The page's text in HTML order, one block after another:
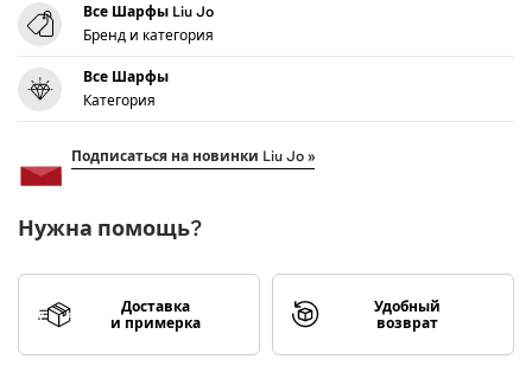
Все Шарфы Liu Jo
Бренд и категория
Все Шарфы
Категория
Подписаться на новинки Liu Jo »
Нужна помощь?
Доставка
и примерка
Удобный
возврат